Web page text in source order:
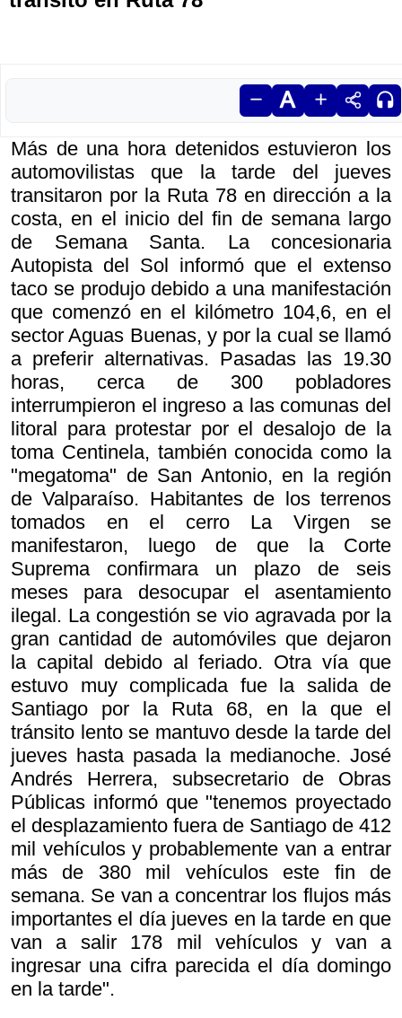
Más de una hora detenidos estuvieron los
automovilistas que la tarde del jueves
transitaron por la Ruta 78 en dirección a la
costa, en el inicio del fin de semana largo
de Semana Santa. La concesionaria
Autopista del Sol informó que el extenso
taco se produjo debido a una manifestación
que comenzó en el kilómetro 104,6, en el
sector Aguas Buenas, y por la cual se llamó
a preferir alternativas. Pasadas las 19.30
horas, cerca de 300 pobladores
interrumpieron el ingreso a las comunas del
litoral para protestar por el desalojo de la
toma Centinela, también conocida como la
"megatoma" de San Antonio, en la región
de Valparaíso. Habitantes de los terrenos
tomados en el cerro La Virgen se
manifestaron, luego de que la Corte
Suprema confirmara un plazo de seis
meses para desocupar el asentamiento
ilegal. La congestión se vio agravada por la
gran cantidad de automóviles que dejaron
la capital debido al feriado. Otra vía que
estuvo muy complicada fue la salida de
Santiago por la Ruta 68, en la que el
tránsito lento se mantuvo desde la tarde del
jueves hasta pasada la medianoche. José
Andrés Herrera, subsecretario de Obras
Públicas informó que "tenemos proyectado
el desplazamiento fuera de Santiago de 412
mil vehículos y probablemente van a entrar
más de 380 mil vehículos este fin de
semana. Se van a concentrar los flujos más
importantes el día jueves en la tarde en que
van a salir 178 mil vehículos y van a
ingresar una cifra parecida el día domingo
en la tarde".